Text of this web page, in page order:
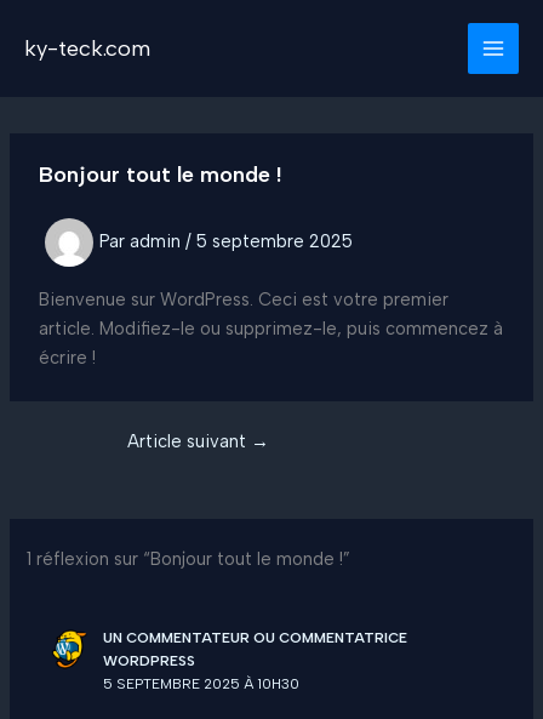
ky-teck.com
Bonjour tout le monde !
Par admin / 5 septembre 2025
Bienvenue sur WordPress. Ceci est votre premier
article. Modifiez-le ou supprimez-le, puis commencez à
écrire !
Article suivant →
1 réflexion sur “Bonjour tout le monde !”
UN COMMENTATEUR OU COMMENTATRICE
WORDPRESS
5 SEPTEMBRE 2025 À 10H30